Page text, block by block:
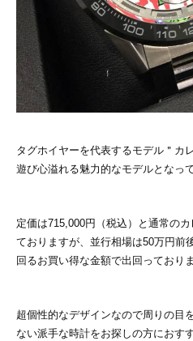
タグホイヤーを代表するモデル＂カ
遊び心溢れる魅力的なモデルとなっ
定価は715,000円（税込）と通常の
ておりますが、並行相場は50万円前
回るお買い得な金額で出回っておりま
超個性的なデザインなので周りの目
ない派手な時計をお探しの方におす